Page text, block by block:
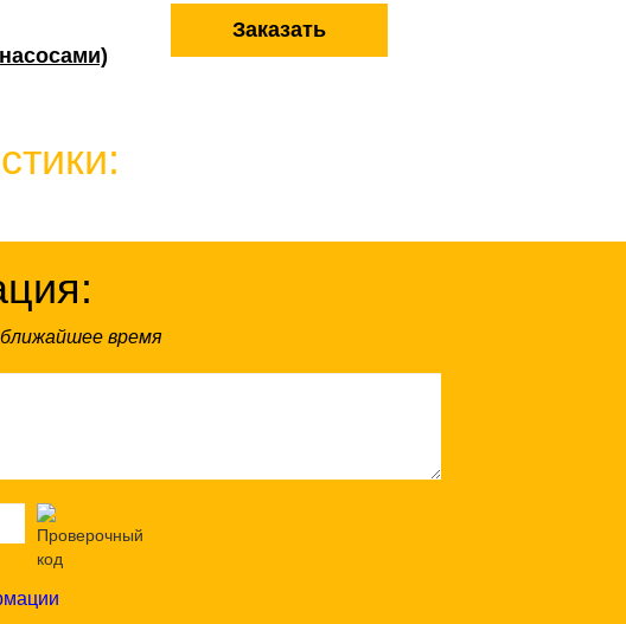
Заказать
время